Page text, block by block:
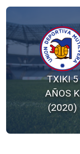
TXIKI 5
AÑOS K
(2020)